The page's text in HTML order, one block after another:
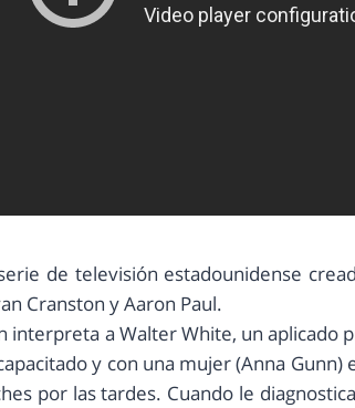
de televisión estadounidense
Cranston y Aaron Paul.
interpreta a Walter White, un aplicado
y con una mujer (Anna Gunn)
por las tardes. Cuando le